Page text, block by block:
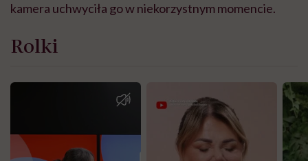
kamera uchwyciła go w niekorzystnym momencie.
Rolki